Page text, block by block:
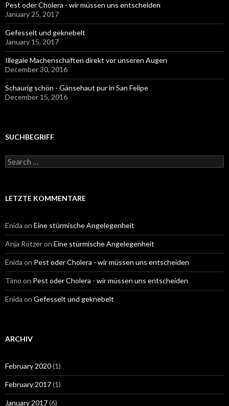
Pest oder Cholera - wir müssen uns entscheiden
January 25, 2017
Gefesselt und geknebelt
January 15, 2017
Illegale Machenschaften direkt vor unseren Augen
December 30, 2016
Schaurig schön - Gänsehaut pur in San Felipe
December 15, 2016
SUCHBEGRIFF
Search
for:
LETZTE KOMMENTARE
Enida on Eine stürmische Angelegenheit
Anja Rötzeron Eine stürmische Angelegenheit
Enida on Pest oder Cholera - wir müssen uns entscheiden
Timo on Pest oder Cholera - wir müssen uns entscheiden
Enida on Gefesselt und geknebelt
ARCHIV
February 2020(1)
February 2017(1)
January 2017(6)